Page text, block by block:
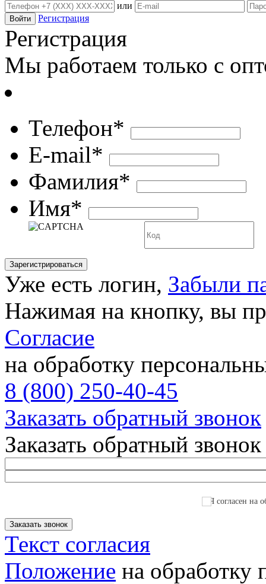
или
Регистрация
Регистрация
Мы работаем только с
Телефон*
E-mail*
Фамилия*
Имя*
Уже есть логин, Забыли
Нажимая на кнопку, вы
Согласие
на обработку
8 (800) 250-40-45
Заказать обратный звонок
Заказать обратный звонок
Я согласен на
Текст согласия
Положение на обработку